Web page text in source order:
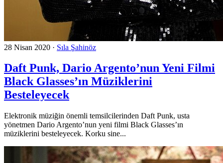
28 Nisan 2020 · Sıla Şahinöz
Daft Punk, Dario Argento’nun Yeni Filmi
Black Glasses’ın Müziklerini
Besteleyecek
Elektronik müziğin önemli temsilcilerinden Daft Punk, usta
yönetmen Dario Argento’nun yeni filmi Black Glasses’ın
müziklerini besteleyecek. Korku sine...